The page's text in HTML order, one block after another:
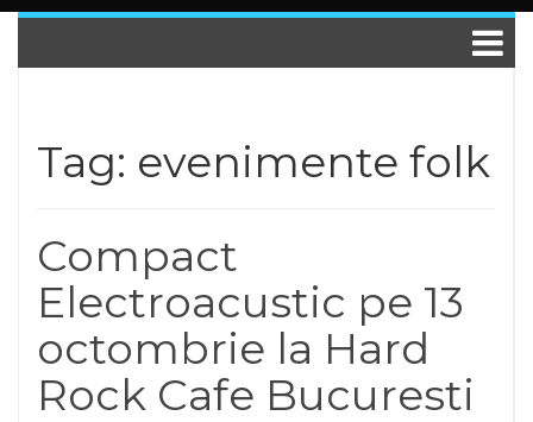
Tag: evenimente folk
Compact
Electroacustic pe 13
octombrie la Hard
Rock Cafe Bucuresti